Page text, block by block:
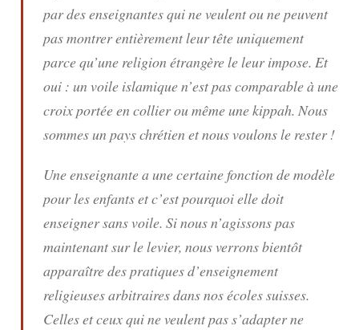
par des enseignantes qui ne veulent ou ne peuvent
pas montrer entièrement leur tête uniquement
parce qu’une religion étrangère le leur impose. Et
oui : un voile islamique n’est pas comparable à une
croix portée en collier ou même une kippah. Nous
sommes un pays chrétien et nous voulons le rester !
Une enseignante a une certaine fonction de modèle
pour les enfants et c’est pourquoi elle doit
enseigner sans voile. Si nous n’agissons pas
maintenant sur le levier, nous verrons bientôt
apparaître des pratiques d’enseignement
religieuses arbitraires dans nos écoles suisses.
Celles et ceux qui ne veulent pas s’adapter ne